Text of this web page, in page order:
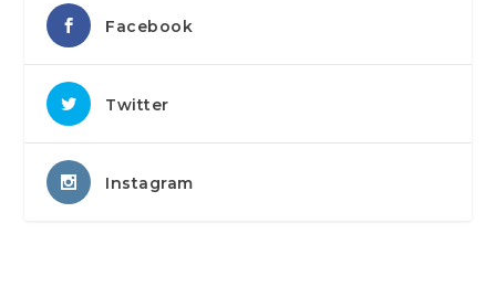
Facebook
Twitter
Instagram